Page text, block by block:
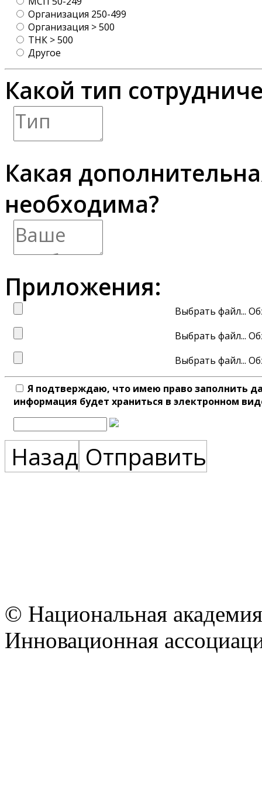
Организация 250-499
Организация > 500
ТНК > 500
Другое
Какой тип
Какая
необходима?
Приложения:
Выбрать файл...
Выбрать файл...
Выбрать файл...
Я подтверждаю, что имею право заполнить
информация будет храниться в электронном
Назад Отправить
© Национальная
Инновационная